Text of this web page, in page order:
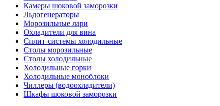
Камеры шоковой заморозки
Льдогенераторы
Морозильные лари
Охладители для вина
Сплит-системы холодильные
Столы морозильные
Столы холодильные
Холодильные горки
Холодильные моноблоки
Чиллеры (водоохладители)
Шкафы шоковой заморозки